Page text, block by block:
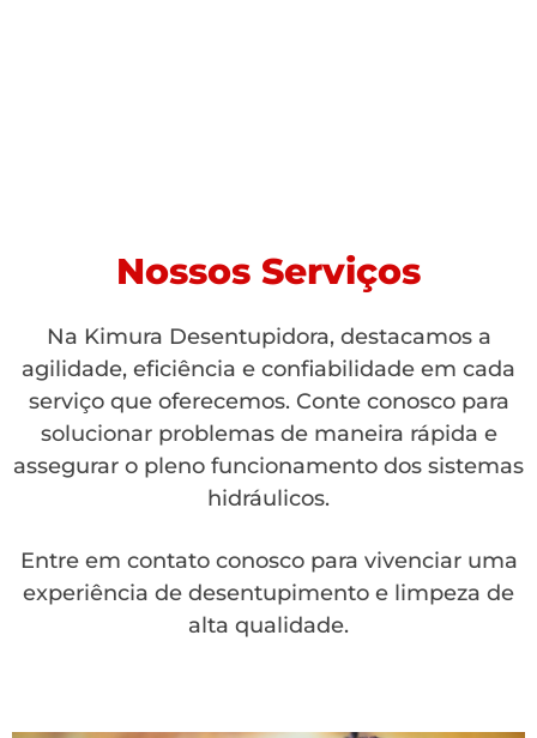
Nossos Serviços
Na Kimura Desentupidora, destacamos a
agilidade, eficiência e confiabilidade em cada
serviço que oferecemos. Conte conosco para
solucionar problemas de maneira rápida e
assegurar o pleno funcionamento dos sistemas
hidráulicos.
Entre em contato conosco para vivenciar uma
experiência de desentupimento e limpeza de
alta qualidade.